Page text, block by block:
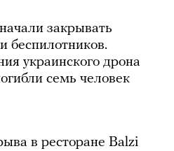
закрывать
беспилотников.
украинского дрона
семь человек
в ресторане Balzi